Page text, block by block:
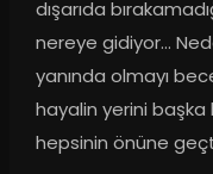
dışarıda
nereye gidiyor…
yanında olmayı
hayalin yerini başka
hepsinin önüne